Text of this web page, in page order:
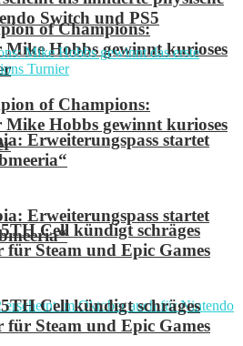
of Champions:
Mike Hobbs gewinnt kurioses
Erweiterungspass startet
Cell kündigt schräges
für Steam und Epic Games
Switch und PS5
of Champions:
Mike Hobbs gewinnt kurioses
Erweiterungspass startet
Cell kündigt schräges
für Steam und Epic Games